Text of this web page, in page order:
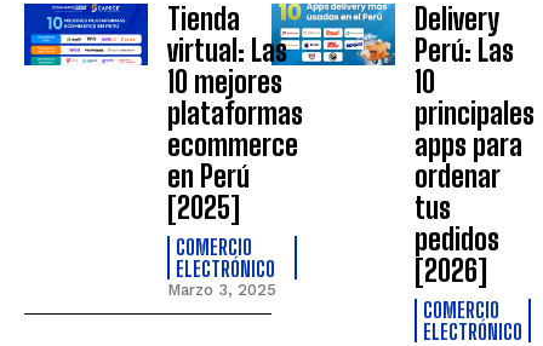
Tienda
virtual: Las
10 mejores
plataformas
ecommerce
en Perú
[2025]
COMERCIO
ELECTRÓNICO
Marzo 3, 2025
Delivery
Perú: Las
10
principales
apps para
ordenar
tus
pedidos
[2026]
COMERCIO
ELECTRÓNICO